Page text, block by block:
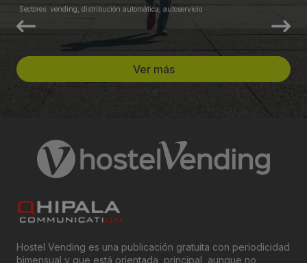
Sectores: vending, distribución automática, autoservicio
Ver más
Hostel Vending es una publicación gratuita con periodicidad
bimensual y que está orientada, principal, aunque no